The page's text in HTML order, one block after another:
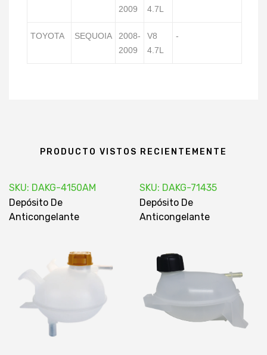
2009
4.7L
TOYOTA SEQUOIA
2008-
2009
V8
4.7L
-
PRODUCTO VISTOS RECIENTEMENTE
SKU: DAKG-4150AM
Depósito De
Anticongelante
SKU: DAKG-71435
Depósito De
Anticongelante